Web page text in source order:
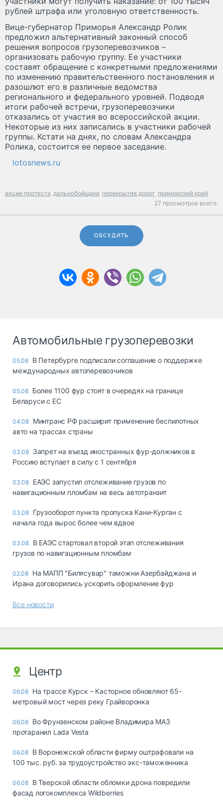
рублей штрафа или уголовную ответственность.
Вице-губернатор Приморья Александр Ролик
предложил альтернативный законный способ
решения вопросов грузоперевозчиков –
организовать рабочую группу. Ее участники
составят обращение с конкретными предложениями
по изменению правительственного постановления и
разошлют его в различные ведомства
регионального и федерального уровней. Подводя
итоги рабочей встречи, грузоперевозчики
отказались от участия во всероссийской акции.
Некоторые из них записались в участники рабочей
группы. Кстати на днях, по словам Александра
Ролика, состоится ее первое заседание.
lotosnews.ru
акции протеста дальнобойщики перекрытие дорог приморский край
27 просмотров всего.
ОБСУДИТЬ
Автомобильные грузоперевозки
05.08 В Петербурге подписали соглашение о поддержке
международных автоперевозчиков
05.08 Более 1100 фур стоят в очередях на границе
Беларуси с ЕС
04.08 Минтранс РФ расширит применение беспилотных
авто на трассах страны
03.08 Запрет на въезд иностранных фур-должников в
Россию вступает в силу с 1 сентября
03.08 ЕАЭС запустил отслеживание грузов по
навигационным пломбам на весь автотранзит
03.08 Грузооборот пункта пропуска Кани-Курган с
начала года вырос более чем вдвое
03.08 В ЕАЭС стартовал второй этап отслеживания
грузов по навигационным пломбам
02.08 На МАПП "Билясувар" таможни Азербайджана и
Ирана договорились ускорить оформление фур
Все новости
Центр
06.08 На трассе Курск – Касторное обновляют 65-
метровый мост через реку Грайворонка
06.08 Во Фрунзенском районе Владимира МАЗ
протаранил Lada Vesta
06.08 В Воронежской области фирму оштрафовали на
100 тыс. руб. за трудоустройство экс-таможенника
06.08 В Тверской области обломки дрона повредили
фасад логокомплекса Wildberries